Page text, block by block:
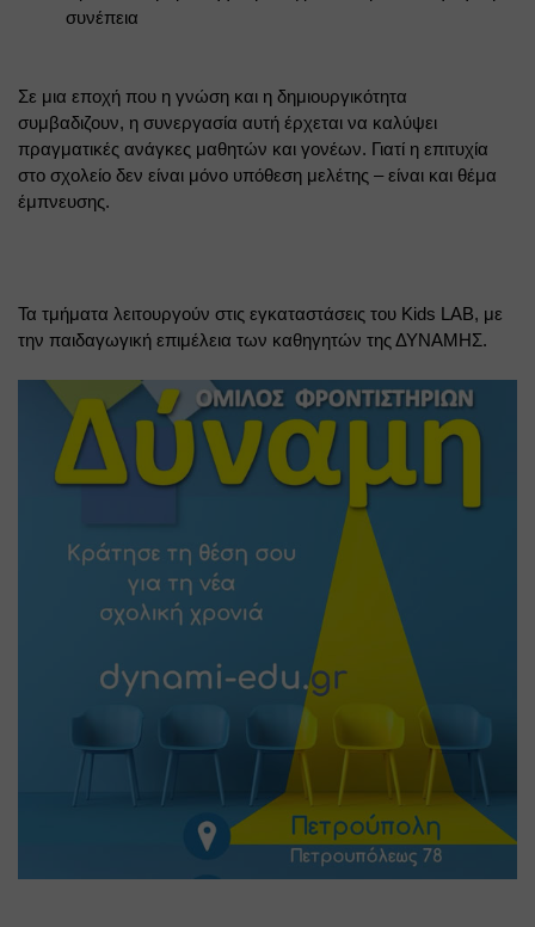
συνέπεια
Σε μια εποχή που η γνώση και η δημιουργικότητα
συμβαδιζουν, η συνεργασία αυτή έρχεται να καλύψει
πραγματικές ανάγκες μαθητών και γονέων. Γιατί η επιτυχία
στο σχολείο δεν είναι μόνο υπόθεση μελέτης – είναι και θέμα
έμπνευσης.
Τα τμήματα λειτουργούν στις εγκαταστάσεις του Kids LAB, με
την παιδαγωγική επιμέλεια των καθηγητών της ΔΥΝΑΜΗΣ.